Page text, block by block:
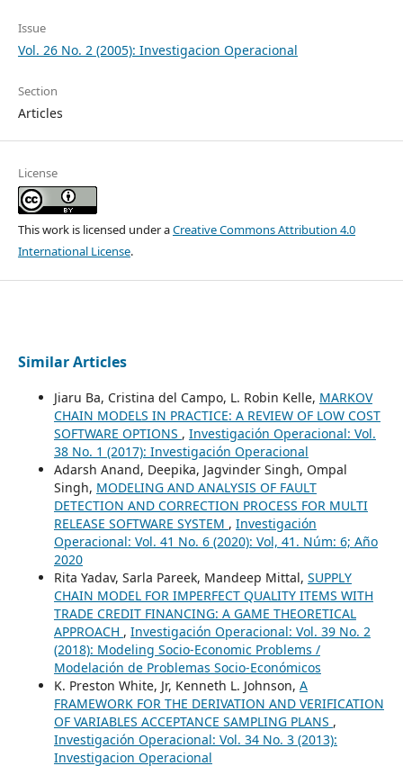
Issue
Vol. 26 No. 2 (2005): Investigacion Operacional
Section
Articles
License
This work is licensed under aCreative Commons Attribution 4.0
International License.
Similar Articles
Jiaru Ba, Cristina del Campo, L. Robin Kelle, MARKOV
CHAIN MODELS IN PRACTICE: A REVIEW OF LOW COST
SOFTWARE OPTIONS , Investigación Operacional: Vol.
38 No. 1 (2017): Investigación Operacional
Adarsh Anand, Deepika, Jagvinder Singh, Ompal
Singh, MODELING AND ANALYSIS OF FAULT
DETECTION AND CORRECTION PROCESS FOR MULTI
RELEASE SOFTWARE SYSTEM , Investigación
Operacional: Vol. 41 No. 6 (2020): Vol, 41. Núm: 6; Año
2020
Rita Yadav, Sarla Pareek, Mandeep Mittal, SUPPLY
CHAIN MODEL FOR IMPERFECT QUALITY ITEMS WITH
TRADE CREDIT FINANCING: A GAME THEORETICAL
APPROACH , Investigación Operacional: Vol. 39 No. 2
(2018): Modeling Socio-Economic Problems /
Modelación de Problemas Socio-Económicos
K. Preston White, Jr, Kenneth L. Johnson, A
FRAMEWORK FOR THE DERIVATION AND VERIFICATION
OF VARIABLES ACCEPTANCE SAMPLING PLANS ,
Investigación Operacional: Vol. 34 No. 3 (2013):
Investigacion Operacional